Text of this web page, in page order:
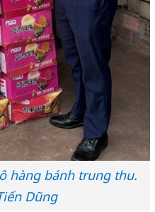
hàng bánh trung thu.
Dũng